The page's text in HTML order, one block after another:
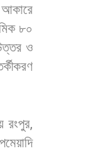
আকারে
৮০
ও
রংপুর,